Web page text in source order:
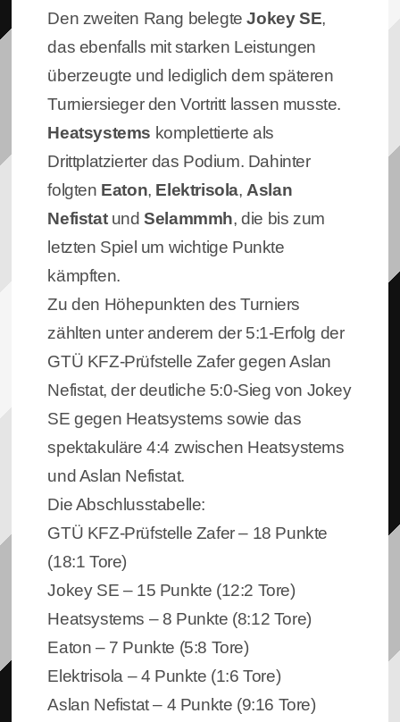
Den zweiten Rang belegteJokey SE,
das ebenfalls mit starken Leistungen
überzeugte und lediglich dem späteren
Turniersieger den Vortritt lassen musste.
Heatsystems komplettierte als
Drittplatzierter das Podium. Dahinter
folgten Eaton, Elektrisola, Aslan
NefistatundSelammmh, die bis zum
letzten Spiel um wichtige Punkte
kämpften.
Zu den Höhepunkten des Turniers
zählten unter anderem der 5:1-Erfolg der
GTÜ KFZ-Prüfstelle Zafer gegen Aslan
Nefistat, der deutliche 5:0-Sieg von Jokey
SE gegen Heatsystems sowie das
spektakuläre 4:4 zwischen Heatsystems
und Aslan Nefistat.
Die Abschlusstabelle:
GTÜ KFZ-Prüfstelle Zafer – 18 Punkte
(18:1 Tore)
Jokey SE – 15 Punkte (12:2 Tore)
Heatsystems – 8 Punkte (8:12 Tore)
Eaton – 7 Punkte (5:8 Tore)
Elektrisola – 4 Punkte (1:6 Tore)
Aslan Nefistat – 4 Punkte (9:16 Tore)